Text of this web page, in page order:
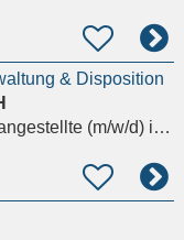
& Disposition
(m/w/d)in Michelstadt